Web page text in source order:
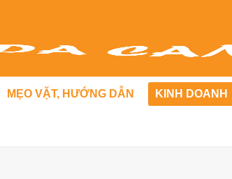
MẸO VẶT, HƯỚNG DẪN KINH DOANH